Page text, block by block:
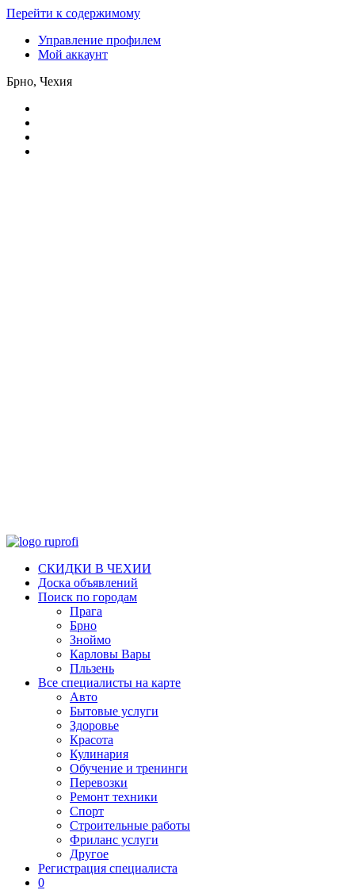
Перейти к содержимому
Управление профилем
Мой аккаунт
Брно, Чехия
СКИДКИ В ЧЕХИИ
Доска объявлений
Поиск по городам
Прага
Брно
Зноймо
Карловы Вары
Пльзень
Все специалисты на карте
Авто
Бытовые услуги
Здоровье
Красота
Кулинария
Обучение и тренинги
Перевозки
Ремонт техники
Спорт
Строительные работы
Фриланс услуги
Другое
Регистрация специалиста
0